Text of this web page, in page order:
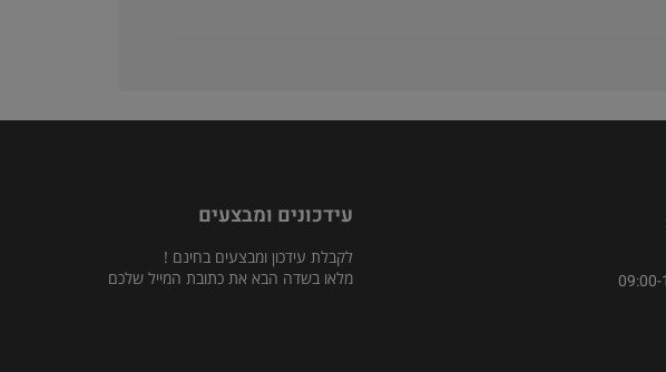
עידכונים ומבצעים
לקבלת עידכון ומבצעים בחינם !
מלאו בשדה הבא את כתובת המייל שלכם